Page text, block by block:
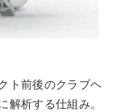
ト前後のクラブヘ
解析する仕組み。